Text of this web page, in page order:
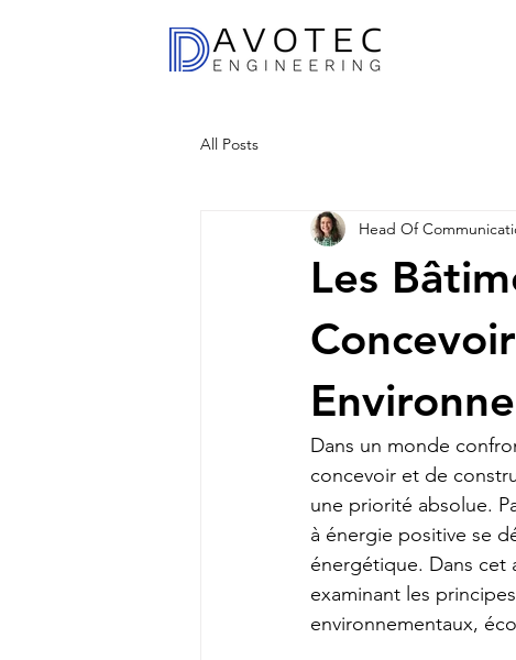
All Posts
Les
Head Of
Dans un monde
concevoir et de
une priorité absolue.
à énergie positive se
énergétique. Dans cet
examinant les
environnementaux,